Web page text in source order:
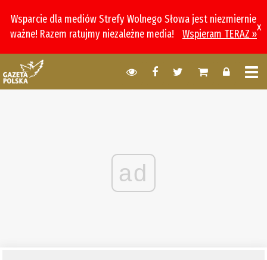
Wsparcie dla mediów Strefy Wolnego Słowa jest niezmiernie
ważne! Razem ratujmy niezależne media!
Wspieram TERAZ »
x
ad